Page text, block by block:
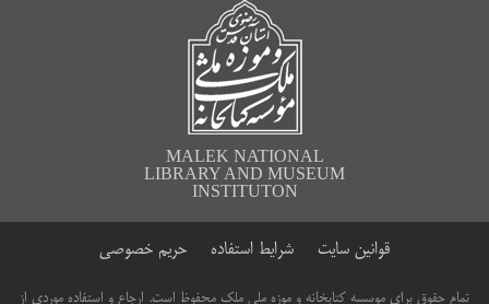
MALEK NATIONAL
LIBRARY AND MUSEUM
INSTITUTON
قوانین سایت شرایط استفاده حریم خصوصی
تمام حقوق برای موسسه کتابخانه و موزه ملی ملک محفوظ است. ارجاع و استفاده موردی از